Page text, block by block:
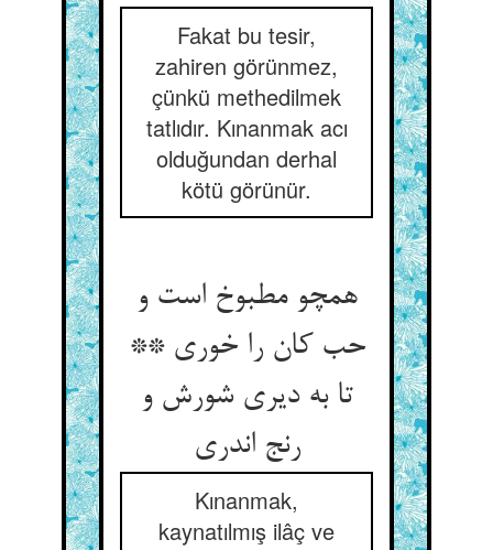
Fakat bu tesir,
zahiren görünmez,
çünkü methedilmek
tatlıdır. Kınanmak acı
olduğundan derhal
kötü görünür.
همچو مطبوخ است و
حب کان را خوری **
تا به دیری شورش و
رنج اندری‌‌
Kınanmak,
kaynatılmış ilâç ve